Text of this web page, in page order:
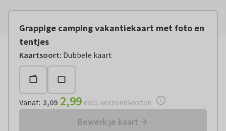
Grappige camping vakantiekaart met foto en
tentjes
Kaartsoort: Dubbele kaart
Vanaf:€ 2,99 excl. verzendkosten
Vanaf: 3,09 2,99 excl. verzendkosten
Bewerk je kaart